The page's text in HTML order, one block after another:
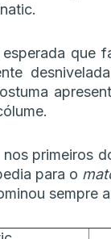
que
primeiros
para o
sempre